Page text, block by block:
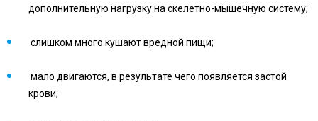
дополнительную нагрузку на скелетно-мышечную систему;
слишком много кушают вредной пищи;
мало двигаются, в результате чего появляется застой
крови;